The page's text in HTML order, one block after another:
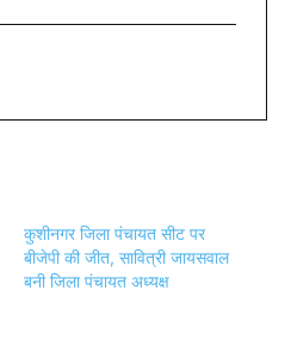
कुशीनगर जिला पंचायत सीट पर
बीजेपी की जीत, सावित्री जायसवाल
बनी जिला पंचायत अध्यक्ष